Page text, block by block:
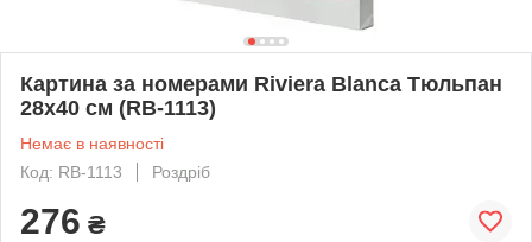
Картина за номерами Riviera Blanca Тюльпан
28x40 см (RB-1113)
Немає в наявності
Код: RB-1113
Роздріб
276 ₴